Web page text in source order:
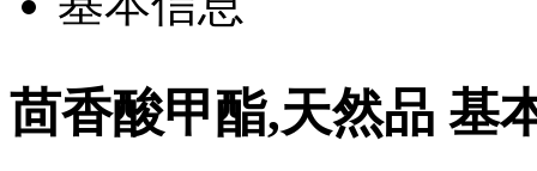
茴香酸甲酯,天然品 基